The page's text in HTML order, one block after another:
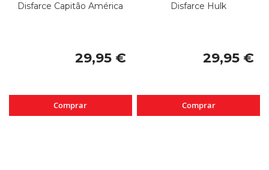
Disfarce Capitão América
29,95 €
Comprar
Disfarce Hulk
29,95 €
Comprar